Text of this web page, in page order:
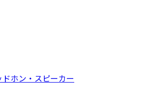
ホン・スピーカー